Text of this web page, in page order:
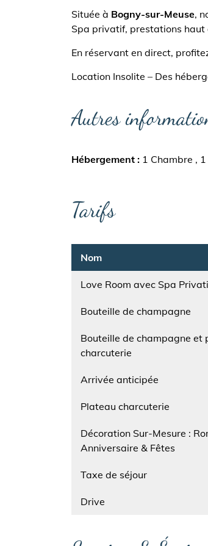
Située à Bogny-sur-Meuse,
Spa privatif, prestations
En réservant en direct,
Location Insolite – Des
Autres
Hébergement 1 Chambre
Tarifs
Nom
Love Room avec Spa
Bouteille de champagne
Bouteille de champagne et
charcuterie
Arrivée anticipée
Plateau charcuterie
Nom
Décoration Sur-Mesure :
Anniversaire & Fêtes
Taxe de séjour
Drive